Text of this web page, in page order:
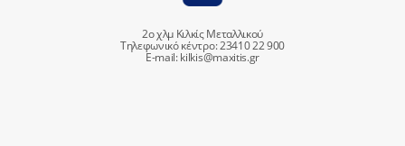
2ο χλμ Κιλκίς Μεταλλικού
Τηλεφωνικό κέντρο: 23410 22 900
E-mail:kilkis@maxitis.gr